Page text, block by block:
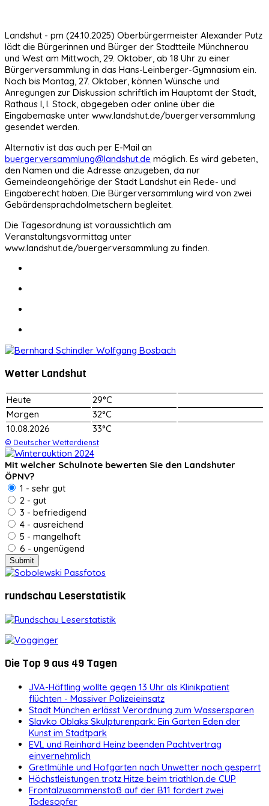
Landshut - pm (24.10.2025) Oberbürgermeister Alexander Putz
lädt die Bürgerinnen und Bürger der Stadtteile Münchnerau
und West am Mittwoch, 29. Oktober, ab 18 Uhr zu einer
Bürgerversammlung in das Hans-Leinberger-Gymnasium ein.
Noch bis Montag, 27. Oktober, können Wünsche und
Anregungen zur Diskussion schriftlich im Hauptamt der Stadt,
Rathaus I, I. Stock, abgegeben oder online über die
Eingabemaske unter www.landshut.de/buergerversammlung
gesendet werden.
Alternativ ist das auch per E-Mail an
buergerversammlung@landshut.de möglich. Es wird gebeten,
den Namen und die Adresse anzugeben, da nur
Gemeindeangehörige der Stadt Landshut ein Rede- und
Eingaberecht haben. Die Bürgerversammlung wird von zwei
Gebärdensprachdolmetschern begleitet.
Die Tagesordnung ist voraussichtlich am
Veranstaltungsvormittag unter
www.landshut.de/buergerversammlung zu finden.
Wetter Landshut
Heute
29°C
Morgen
32°C
10.08.2026
33°C
© Deutscher Wetterdienst
Mit welcher Schulnote bewerten Sie den Landshuter
ÖPNV?
1 - sehr gut
2 - gut
3 - befriedigend
4 - ausreichend
5 - mangelhaft
6 - ungenügend
rundschau Leserstatistik
Die Top 9 aus 49 Tagen
JVA-Häftling wollte gegen 13 Uhr als Klinikpatient
flüchten - Massiver Polizeieinsatz
Stadt München erlässt Verordnung zum Wassersparen
Slavko Oblaks Skulpturenpark: Ein Garten Eden der
Kunst im Stadtpark
EVL und Reinhard Heinz beenden Pachtvertrag
einvernehmlich
Gretlmühle und Hofgarten nach Unwetter noch gesperrt
Höchstleistungen trotz Hitze beim triathlon.de CUP
Frontalzusammenstoß auf der B11 fordert zwei
Todesopfer